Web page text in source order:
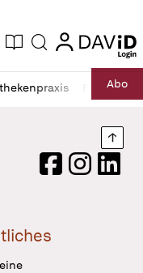
Ausgabe
Suche login
RechtAbo
FacebookInstagram